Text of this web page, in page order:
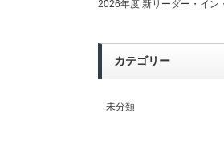
2026年度 新リーダー・イン
カテゴリー
未分類